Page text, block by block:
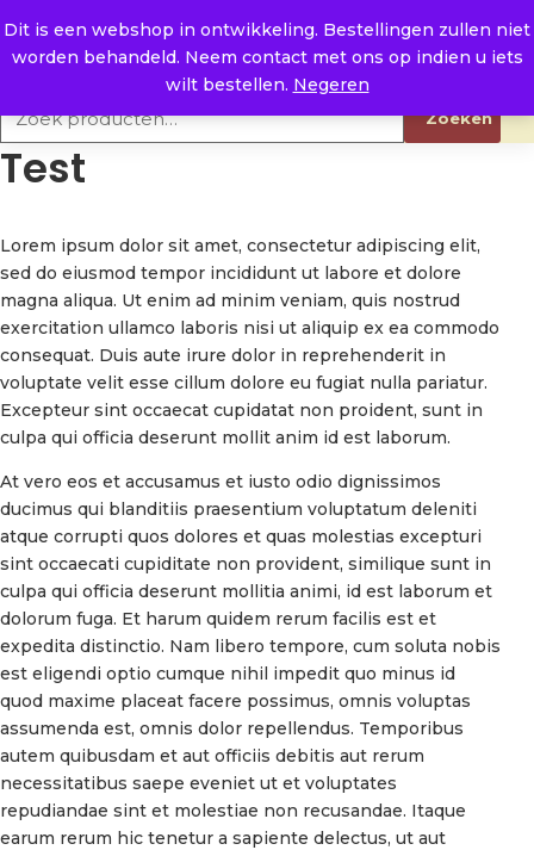
Dit is een webshop in ontwikkeling. Bestellingen zullen niet
worden behandeld. Neem contact met ons op indien u iets
wilt bestellen. Negeren
E. info@raysland.nl
Productcategorieën
Zoeken
Test
Lorem ipsum dolor sit amet, consectetur adipiscing elit,
sed do eiusmod tempor incididunt ut labore et dolore
magna aliqua. Ut enim ad minim veniam, quis nostrud
exercitation ullamco laboris nisi ut aliquip ex ea commodo
consequat. Duis aute irure dolor in reprehenderit in
voluptate velit esse cillum dolore eu fugiat nulla pariatur.
Excepteur sint occaecat cupidatat non proident, sunt in
culpa qui officia deserunt mollit anim id est laborum.
At vero eos et accusamus et iusto odio dignissimos
ducimus qui blanditiis praesentium voluptatum deleniti
atque corrupti quos dolores et quas molestias excepturi
sint occaecati cupiditate non provident, similique sunt in
culpa qui officia deserunt mollitia animi, id est laborum et
dolorum fuga. Et harum quidem rerum facilis est et
expedita distinctio. Nam libero tempore, cum soluta nobis
est eligendi optio cumque nihil impedit quo minus id
quod maxime placeat facere possimus, omnis voluptas
assumenda est, omnis dolor repellendus. Temporibus
autem quibusdam et aut officiis debitis aut rerum
necessitatibus saepe eveniet ut et voluptates
repudiandae sint et molestiae non recusandae. Itaque
earum rerum hic tenetur a sapiente delectus, ut aut